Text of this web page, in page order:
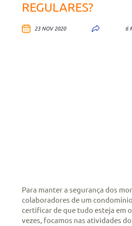
REGULARES?
23 NOV 2020 6
Para manter a segurança dos
colaboradores de um
certificar de que tudo esteja em
vezes, focamos nas atividades